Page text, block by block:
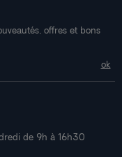
offres et bons
de 9h à 16h30